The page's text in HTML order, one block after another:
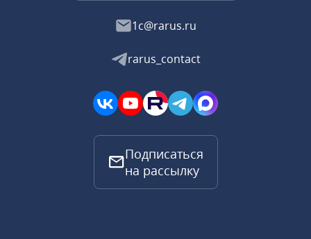
1c@rarus.ru
rarus_contact
Подписаться
на рассылку